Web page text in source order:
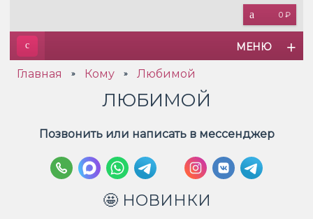
0 ₽
МЕНЮ
Главная » Кому » Любимой
ЛЮБИМОЙ
Позвонить или написать в мессенджер
🤩 НОВИНКИ